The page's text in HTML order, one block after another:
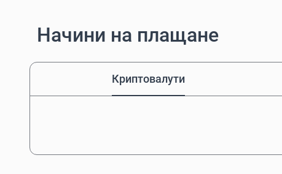
Начини на плащане
Криптовалути